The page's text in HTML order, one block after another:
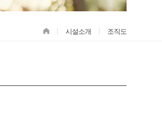
시설소개 조직도